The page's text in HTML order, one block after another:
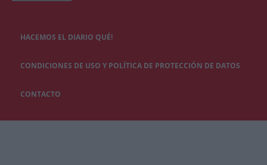
HACEMOS EL DIARIO QUÉ!
CONDICIONES DE USO Y POLÍTICA DE PROTECCIÓN DE DATOS
CONTACTO